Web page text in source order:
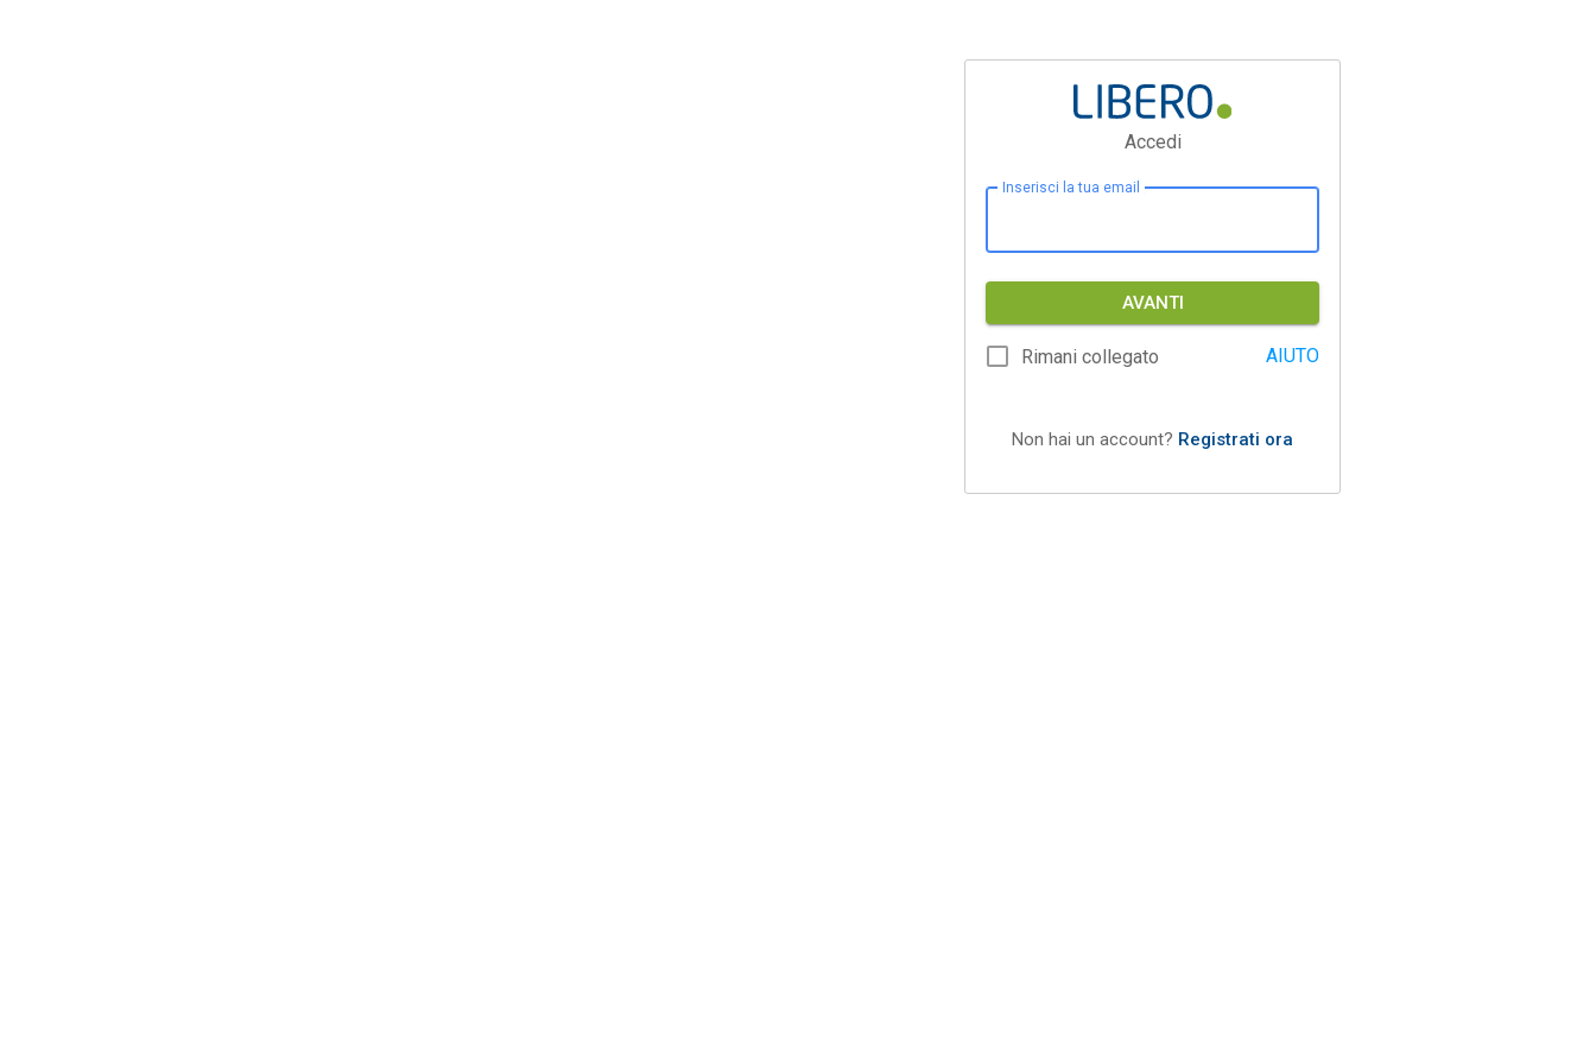
Accedi
Inserisci la tua email
AVANTI
Rimani collegato AIUTO
Non hai un account? Registrati ora